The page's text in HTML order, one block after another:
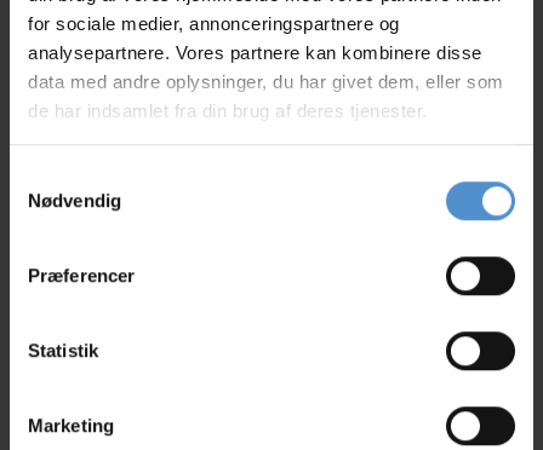
for sociale medier, annonceringspartnere og
analysepartnere. Vores partnere kan kombinere disse
data med andre oplysninger, du har givet dem, eller som
de har indsamlet fra din brug af deres tjenester.
Nødvendig
Præferencer
Statistik
Marketing